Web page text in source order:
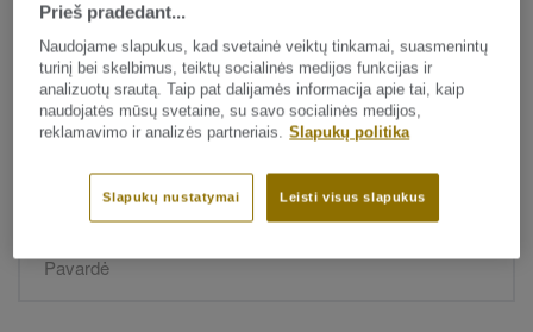
Vardas*
*
Prieš pradedant...
Naudojame slapukus, kad svetainė veiktų tinkamai, suasmenintų
turinį bei skelbimus, teiktų socialinės medijos funkcijas ir
analizuotų srautą. Taip pat dalijamės informacija apie tai, kaip
naudojatės mūsų svetaine, su savo socialinės medijos,
reklamavimo ir analizės partneriais. Slapukų politika
Leisti visus slapukus
Slapukų nustatymai